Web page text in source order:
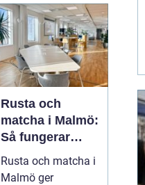
Rusta och
matcha i Malmö:
Så fungerar
stödet för dig
som söker jobb
Rusta och matcha i
Malmö ger